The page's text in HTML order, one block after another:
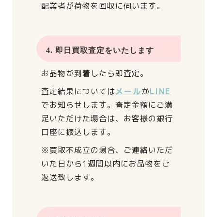
配業者が荷物を回収に伺います。
4. 即日買取査定をいたします
お品物が到着したら即査定。
査定結果についてはメールかLINE
でお知らせします。 査定金額にご満
足いただけた場合は、 お客様の銀行
口座に振込します。
※買取不成立の場合、 ご連絡いただ
いた日から1週間以内にお品物をご
返送致します。